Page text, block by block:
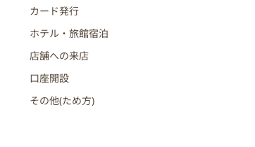
カード発行
ホテル・旅館宿泊
店舗への来店
口座開設
その他(ため方)